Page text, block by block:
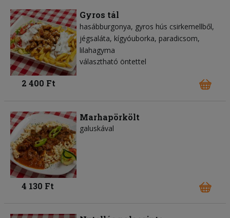
Gyros tál
hasábburgonya gyros hús csirkemellből
jégsaláta kígyóuborka paradicsom
lilahagyma
választható öntettel
2 400 Ft
Marhapörkölt
galuskával
4 130 Ft